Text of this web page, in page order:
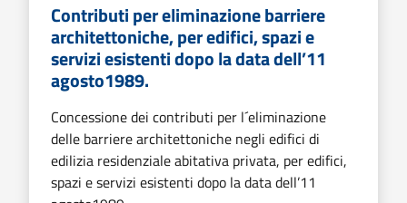
Contributi per eliminazione barriere
architettoniche, per edifici, spazi e
servizi esistenti dopo la data dell’11
agosto1989.
Concessione dei contributi per l´eliminazione
delle barriere architettoniche negli edifici di
edilizia residenziale abitativa privata, per edifici,
spazi e servizi esistenti dopo la data dell’11